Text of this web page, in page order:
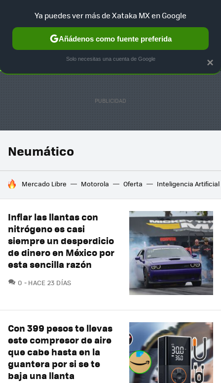
SELECCIÓN GAMING HOME AUTO TERRITORIO
Neumático
HOY SE HABLA DE
Mercado Libre Motorola Oferta Inteligencia Artificial
Inflar las llantas con
nitrógeno es casi
siempre un desperdicio
de dinero en México por
esta sencilla razón
0 COMENTARIOS
HACE 23 DÍAS
Con 399 pesos te llevas
este compresor de aire
que cabe hasta en la
guantera por si se te
baja una llanta
×
Ya puedes ver más de Xataka MX en Google
Añádenos como fuente preferida
Solo necesitas una cuenta de Google